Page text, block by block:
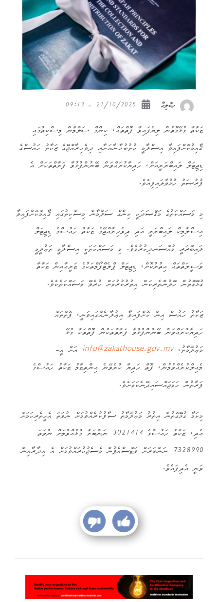
ޞާލިޙް
ޒަކާތާ ގުޅޭގޮތުން ލިޔެފައިވާ ފޮތްތައް، ކިންގް ސަލްމާން މިސްކިތުގައި
ޤާއިމުކޮށްފައިވާ އިސްލާމީ ކުތުބުޚާނާއަށާއި ދިވެހިރާއްޖޭގެ ޒަކާތު ހައުސްގެ
ޑިޖިޓަލް ލައިބްރަރީއަށް، ހަދިޔާކުރައްވަން ބޭނުންފުޅުވާ ފަރާތްތަކަށް އެ
ފުރުޞަތު ހުޅުވާލައިފިއެވެ.
މި މަސައްކަތުގެ މަޤްޞަދަކީ ކިންގް ސަލްމާން މިސްކިތުގައި ޤާއިމްކޮށްފައިވާ
އިސްލާމިކް ލައިބްރަރީ އަދި ދިވެހިރާއްޖޭގެ ޒަކާތު ހައުސްގެ ޑިޖިޓަލް
ލައިބްރަރީ މުއްސަނދިކުރުމެވެ. މި މަސައްކަތަކީ އިސްލާމީ ތަޢުލީމީ
ވަސީލަތްތައް އިތުރުކޮށް، ޑިޖިޓަލް ޕްލެޓްފޯމްތަކުގެ ޒަރީޢާއިން ޒަކާތާ
ގުޅޭގޮތުން ހޭލުންތެރިކަން އިތުރުކުރުމަށް ކުރެވޭ މަސައްކަތެކެވެ.
ޒަކާތު ހައުސް އިން ކޮށްފައިވާ އިޢުލާނެއްގައިވަނީ، ފޮތްތައް
ހަދިޔާކުރައްވަން ބޭނުންފުޅުވާ ފަރާތްތަކުން ފޮތްތަކާ ގުޅޭ
މަޢުލޫމާތު،info@zakathouse.gov.mv އަށް އީ-
މެއިލްކުރެއްވުމުން، ފޮތް ހަދިޔާ ކުރެވޭނެ އިންތިޒާމު ޒަކާތު ހައުސްގެ
ފަރާތުން ހަމަޖައްސައިދޭނެކަމަށެވެ.
މިކަމާ ގުޅޭގޮތުން އިތުރު މަޢުލޫމާތު ސާފުކުރެއްވުމަށް ނުވަތަ އެހީތެރިކަމަށް
އެދި، ޒަކާތު ހައުސްގެ 3021414 ނަންބަރާ ގުޅުއްވުމަށް ނުވަތަ
7328990 ނަންބަރަށް ވަޓްސްއެޕުން މެސެޖުކުރައްވުމަށް އެ އިދާރާއިން
ވަނީ އެދިފައެވެ.